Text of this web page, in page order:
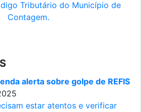
Tributário do Município de
Contagem.
alerta sobre golpe de REFIS
estar atentos e verificar